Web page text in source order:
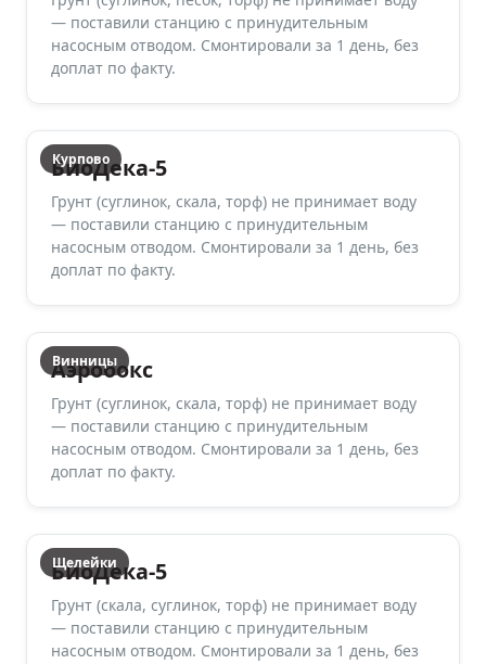
— поставили станцию с принудительным
насосным отводом. Смонтировали за 1 день, без
доплат по факту.
Курпово
БиоДека-5
Грунт (суглинок, скала, торф) не принимает воду
— поставили станцию с принудительным
насосным отводом. Смонтировали за 1 день, без
доплат по факту.
Винницы
Аэробокс
Грунт (суглинок, скала, торф) не принимает воду
— поставили станцию с принудительным
насосным отводом. Смонтировали за 1 день, без
доплат по факту.
Щелейки
БиоДека-5
Грунт (скала, суглинок, торф) не принимает воду
— поставили станцию с принудительным
насосным отводом. Смонтировали за 1 день, без